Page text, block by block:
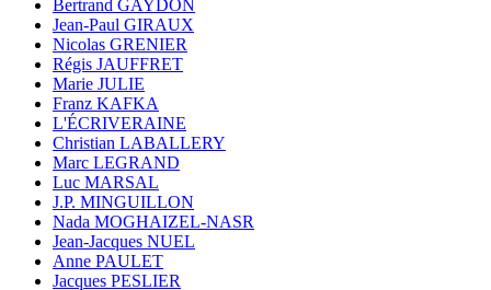
Bertrand GAYDON
Jean-Paul GIRAUX
Nicolas GRENIER
Régis JAUFFRET
Marie JULIE
Franz KAFKA
L'ÉCRIVERAINE
Christian LABALLERY
Marc LEGRAND
Luc MARSAL
J.P. MINGUILLON
Nada MOGHAIZEL-NASR
Jean-Jacques NUEL
Anne PAULET
Jacques PESLIER